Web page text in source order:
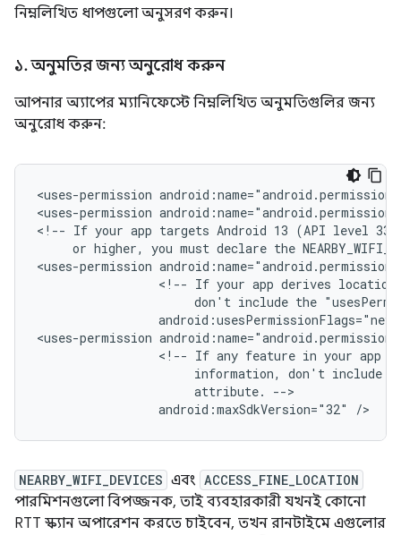
নিম্নলিখিত ধাপগুলো অনুসরণ করুন।
১.অনুমতির জন্য অনুরোধ করুন
আপনার অ্যাপের ম্যানিফেস্টে নিম্নলিখিত অনুমতিগুলির জন্য
অনুরোধ করুন:
<uses-permission
<uses-permission
<!-- If your app targets Android 13 (API
or higher, you must declare the
<uses-permission
<!-- If your app derives location
don't include the
<uses-permission
<!-- If any feature in your app
information,
don't include
attribute.
android:maxSdkVersion="32"
NEARBY_WIFI_DEVICES এবং ACCESS_FINE_LOCATION
পারমিশনগুলো বিপজ্জনক, তাই ব্যবহারকারী যখনই কোনো
RTT স্ক্যান অপারেশন করতে চাইবেন, তখন রানটাইমে এগুলোর